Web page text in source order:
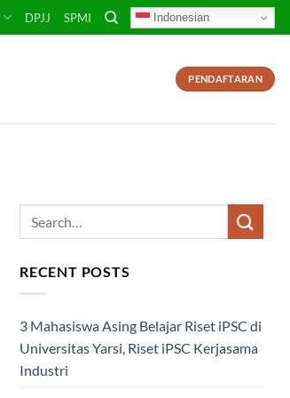
DPJJ SPMI Indonesian
PENDAFTARAN
RECENT POSTS
3 Mahasiswa Asing Belajar Riset iPSC di
Universitas Yarsi, Riset iPSC Kerjasama
Industri